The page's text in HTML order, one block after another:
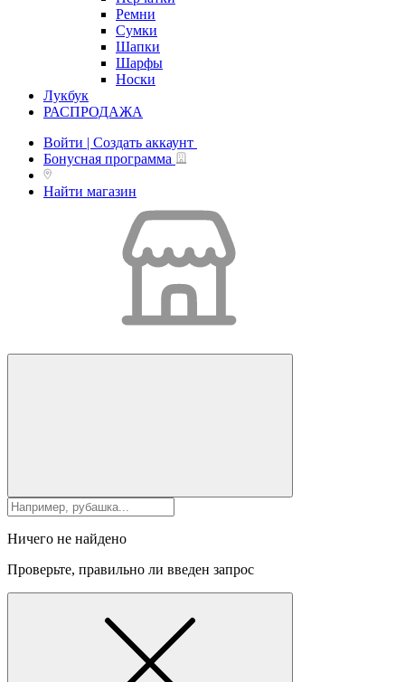
Ремни
Сумки
Шапки
Шарфы
Носки
Лукбук
РАСПРОДАЖА
Войти | Создать аккаунт
Бонусная программа
Найти магазин
Ничего не найдено
Проверьте, правильно ли введен запрос